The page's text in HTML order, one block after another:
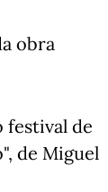
obra
festival de
de Miguel